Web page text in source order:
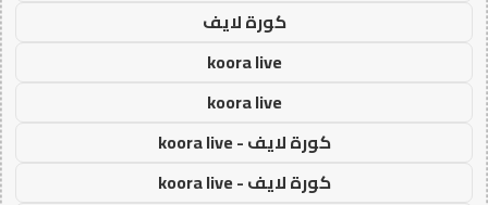
كورة لايف
koora live
koora live
كورة لايف - koora live
كورة لايف - koora live